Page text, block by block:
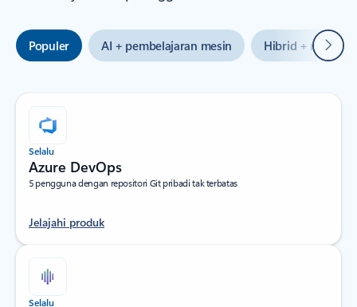
Populer AI + pembelajaran mesin Hibrid +
Selalu
Azure DevOps
5 pengguna dengan repositori Git pribadi tak terbatas
Jelajahi produk
Selalu